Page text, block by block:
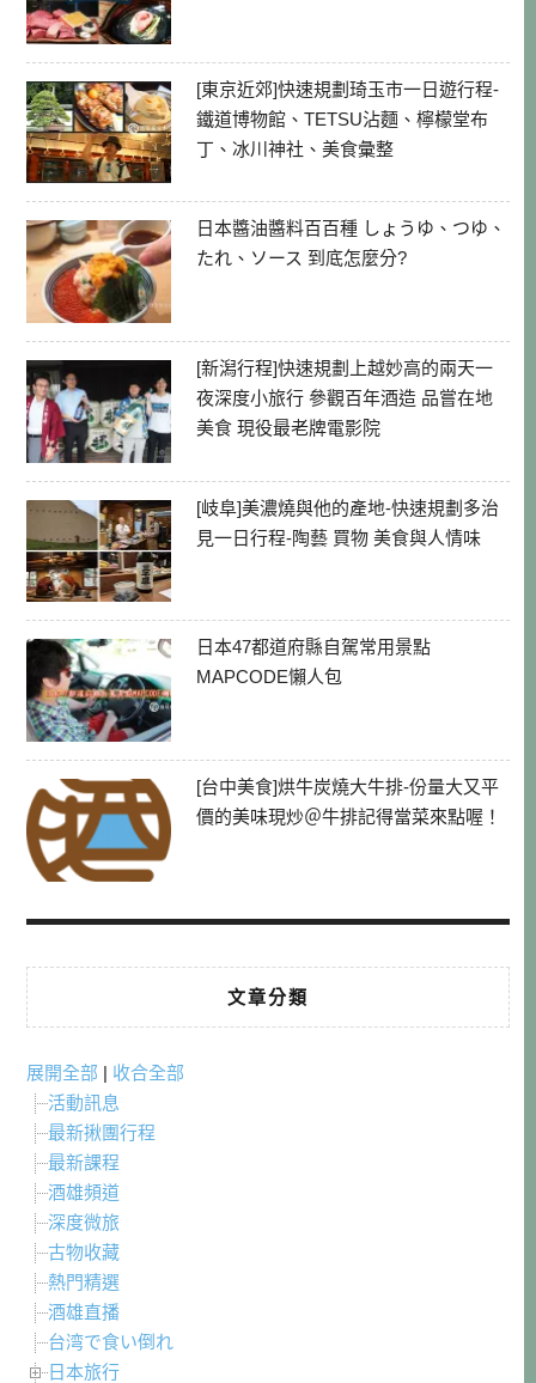
[東京近郊]快速規劃琦玉市一日遊行程-
鐵道博物館、TETSU沾麵、檸檬堂布
丁、冰川神社、美食彙整
日本醬油醬料百百種 しょうゆ、つゆ、
たれ、ソース 到底怎麼分?
[新潟行程]快速規劃上越妙高的兩天一
夜深度小旅行 參觀百年酒造 品嘗在地
美食 現役最老牌電影院
[岐阜]美濃燒與他的產地-快速規劃多治
見一日行程-陶藝 買物 美食與人情味
日本47都道府縣自駕常用景點
MAPCODE懶人包
[台中美食]烘牛炭燒大牛排-份量大又平
價的美味現炒＠牛排記得當菜來點喔！
文章分類
展開全部 | 收合全部
活動訊息
最新揪團行程
最新課程
酒雄頻道
深度微旅
古物收藏
熱門精選
酒雄直播
台湾で食い倒れ
日本旅行